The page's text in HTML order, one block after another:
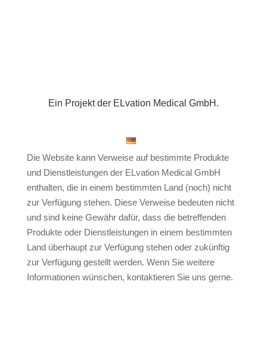
Ein Projekt der ELvation Medical GmbH.
Die Website kann Verweise auf bestimmte Produkte
und Dienstleistungen der ELvation Medical GmbH
enthalten, die in einem bestimmten Land (noch) nicht
zur Verfügung stehen. Diese Verweise bedeuten nicht
und sind keine Gewähr dafür, dass die betreffenden
Produkte oder Dienstleistungen in einem bestimmten
Land überhaupt zur Verfügung stehen oder zukünftig
zur Verfügung gestellt werden. Wenn Sie weitere
Informationen wünschen, kontaktieren Sie uns gerne.